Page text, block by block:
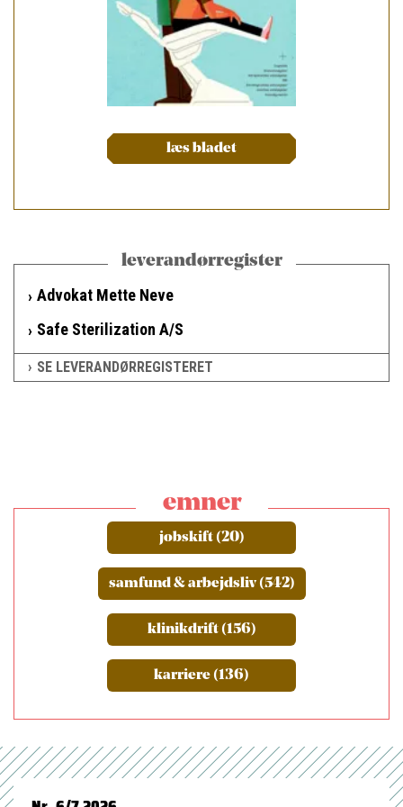
læs bladet
leverandørregister
Advokat Mette Neve
Safe Sterilization A/S
SE LEVERANDØRREGISTERET
emner
jobskift (20)
samfund & arbejdsliv (542)
klinikdrift (156)
karriere (136)